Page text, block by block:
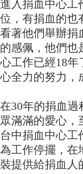
進入捐血中心工
位，有捐血的也
看著他們舉辦捐
的感佩，他們也
心工作已經18年
心全力的努力，
在30年的捐血過
眾滿滿的愛心，
台中捐血中心工
為工作停擺，在
裝提供給捐血人